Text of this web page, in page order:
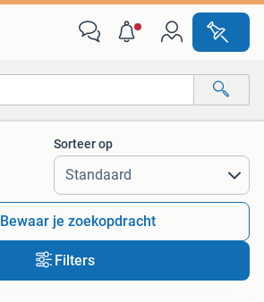
Alle afstanden…
Sorteer op
Bewaar je zoekopdracht
Filters